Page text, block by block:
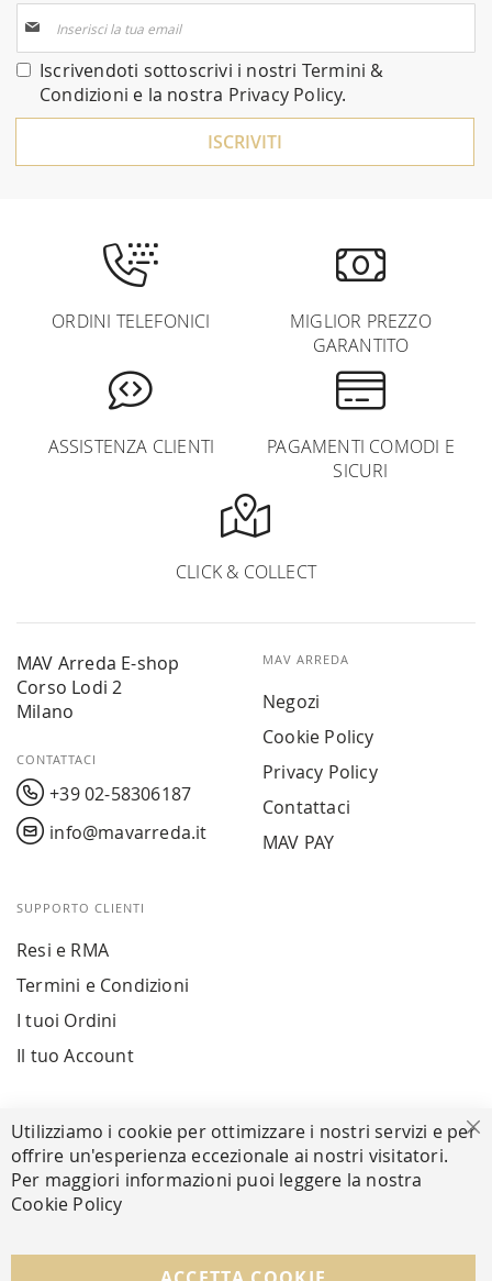
alla
nostra
Newsletter:
Iscrivendoti sottoscrivi i nostri Termini &
Condizioni e la nostra Privacy Policy.
ISCRIVITI
ORDINI TELEFONICI
MIGLIOR PREZZO
GARANTITO
ASSISTENZA CLIENTI
PAGAMENTI COMODI E
SICURI
CLICK & COLLECT
MAV Arreda E-shop
Corso Lodi 2
Milano
CONTATTACI
+39 02-58306187
info@mavarreda.it
MAV ARREDA
Negozi
Cookie Policy
Privacy Policy
Contattaci
MAV PAY
SUPPORTO CLIENTI
Resi e RMA
Termini e Condizioni
I tuoi Ordini
Il tuo Account
Facebook Instagram Whatsapp
Utilizziamo i cookie per ottimizzare i nostri servizi e per
offrire un'esperienza eccezionale ai nostri visitatori.
Per maggiori informazioni puoi leggere la nostra
Cookie Policy